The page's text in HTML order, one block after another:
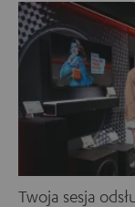
Twoja sesja